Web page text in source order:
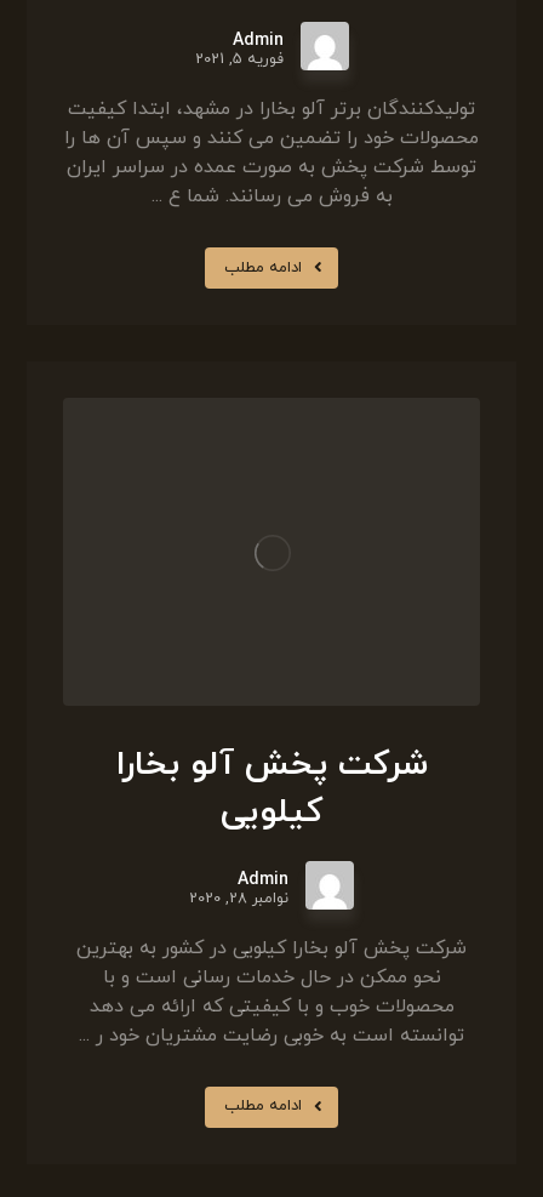
Admin
فوریه 5, 2021
تولیدکنندگان برتر آلو بخارا در مشهد، ابتدا کیفیت
محصولات خود را تضمین می‌ کنند و سپس آن ها را
توسط شرکت پخش به صورت عمده در سراسر ایران
به فروش می رسانند. شما ع ...
ادامه مطلب
شرکت پخش آلو بخارا
کیلویی
Admin
نوامبر 28, 2020
شرکت پخش آلو بخارا کیلویی در کشور به بهترین
نحو ممکن در حال خدمات رسانی است و با
محصولات خوب و با کیفیتی که ارائه می دهد
توانسته است به خوبی رضایت مشتریان خود ر ...
ادامه مطلب